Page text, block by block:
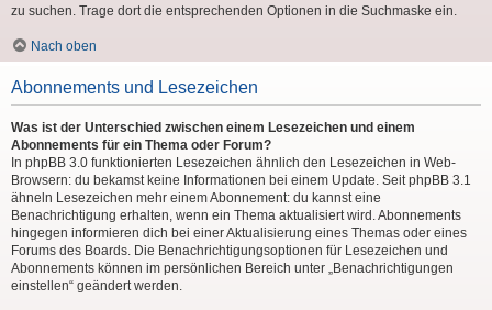
zu suchen. Trage dort die entsprechenden Optionen in die Suchmaske ein.
Nach oben
Abonnements und Lesezeichen
Was ist der Unterschied zwischen einem Lesezeichen und einem
Abonnements für ein Thema oder Forum?
In phpBB 3.0 funktionierten Lesezeichen ähnlich den Lesezeichen in Web-
Browsern: du bekamst keine Informationen bei einem Update. Seit phpBB 3.1
ähneln Lesezeichen mehr einem Abonnement: du kannst eine
Benachrichtigung erhalten, wenn ein Thema aktualisiert wird. Abonnements
hingegen informieren dich bei einer Aktualisierung eines Themas oder eines
Forums des Boards. Die Benachrichtigungsoptionen für Lesezeichen und
Abonnements können im persönlichen Bereich unter „Benachrichtigungen
einstellen“ geändert werden.